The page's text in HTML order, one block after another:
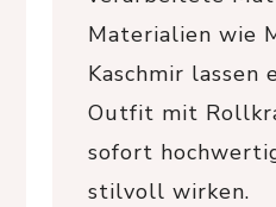
Materialien wie
Kaschmir lassen
Outfit mit
sofort
stilvoll wirken.